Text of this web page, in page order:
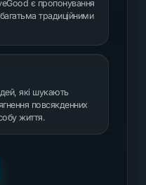
є пропонування
традиційними
які шукають
повсякденних
життя.